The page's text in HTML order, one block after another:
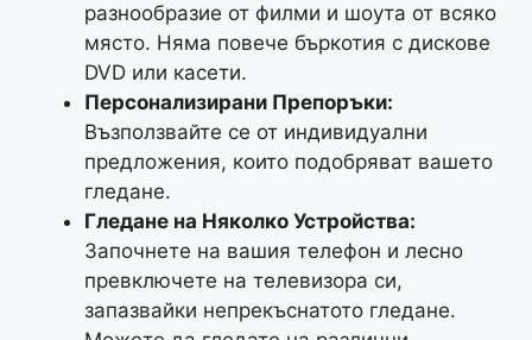
разнообразие от филми и шоута от всяко
място. Няма повече бъркотия с дискове
DVD или касети.
Персонализирани Препоръки:
Възползвайте се от индивидуални
предложения, които подобряват вашето
гледане.
Гледане на Няколко Устройства:
Започнете на вашия телефон и лесно
превключете на телевизора си,
запазвайки непрекъснатото гледане.